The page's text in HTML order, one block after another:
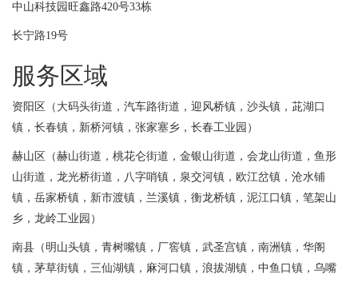
中山科技园旺鑫路420号33栋
长宁路19号
服务区域
资阳区（大码头街道，汽车路街道，迎风桥镇，沙头镇，茈湖口
镇，长春镇，新桥河镇，张家塞乡，长春工业园）
赫山区（赫山街道，桃花仑街道，金银山街道，会龙山街道，鱼形
山街道，龙光桥街道，八字哨镇，泉交河镇，欧江岔镇，沧水铺
镇，岳家桥镇，新市渡镇，兰溪镇，衡龙桥镇，泥江口镇，笔架山
乡，龙岭工业园）
南县（明山头镇，青树嘴镇，厂窖镇，武圣宫镇，南洲镇，华阁
镇，茅草街镇，三仙湖镇，麻河口镇，浪拔湖镇，中鱼口镇，乌嘴